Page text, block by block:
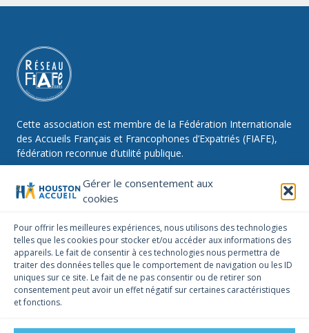
Gérer le consentement aux
cookies
Pour offrir les meilleures expériences, nous utilisons des technologies
telles que les cookies pour stocker et/ou accéder aux informations des
appareils. Le fait de consentir à ces technologies nous permettra de
traiter des données telles que le comportement de navigation ou les ID
uniques sur ce site. Le fait de ne pas consentir ou de retirer son
consentement peut avoir un effet négatif sur certaines caractéristiques
et fonctions.
Cette association est membre de la Fédération Internationale
des Accueils Français et Francophones d’Expatriés (FIAFE),
fédération reconnue d’utilité publique.
NOUS SUIVRE
Facebook Instagram Linkedin
NOUS CONTACTER
infos@houstonaccueil.org